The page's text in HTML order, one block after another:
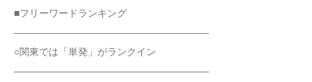
■フリーワードランキング
――――――――――――――――――――
○関東では「単発」がランクイン
――――――――――――――――――――